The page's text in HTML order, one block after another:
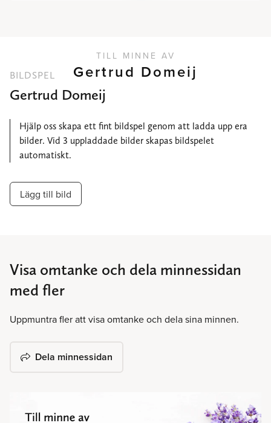
TILL MINNE AV
Gertrud Domeij
BILDSPEL
Gertrud Domeij
Hjälp oss skapa ett fint bildspel genom att ladda upp era
bilder. Vid 3 uppladdade bilder skapas bildspelet
automatiskt.
Lägg till bild
Visa omtanke och dela minnessidan
med fler
Uppmuntra fler att visa omtanke och dela sina minnen.
Dela minnessidan